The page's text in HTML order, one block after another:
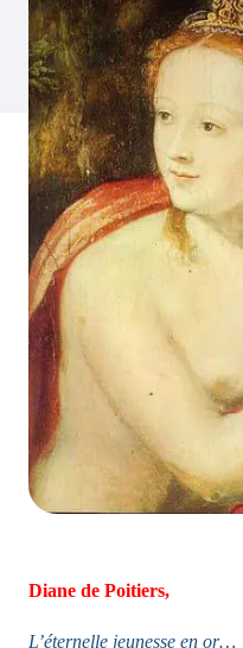
Diane de Poitiers,
L’éternelle jeunesse en or…